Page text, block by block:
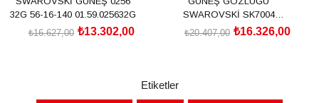
32G 56-16-140 01.59.025632G
₺13.302,00
₺16.627,00
SWAROVSKİ SK7004
40116G55₺16.326,00
₺20.407,00
Etiketler